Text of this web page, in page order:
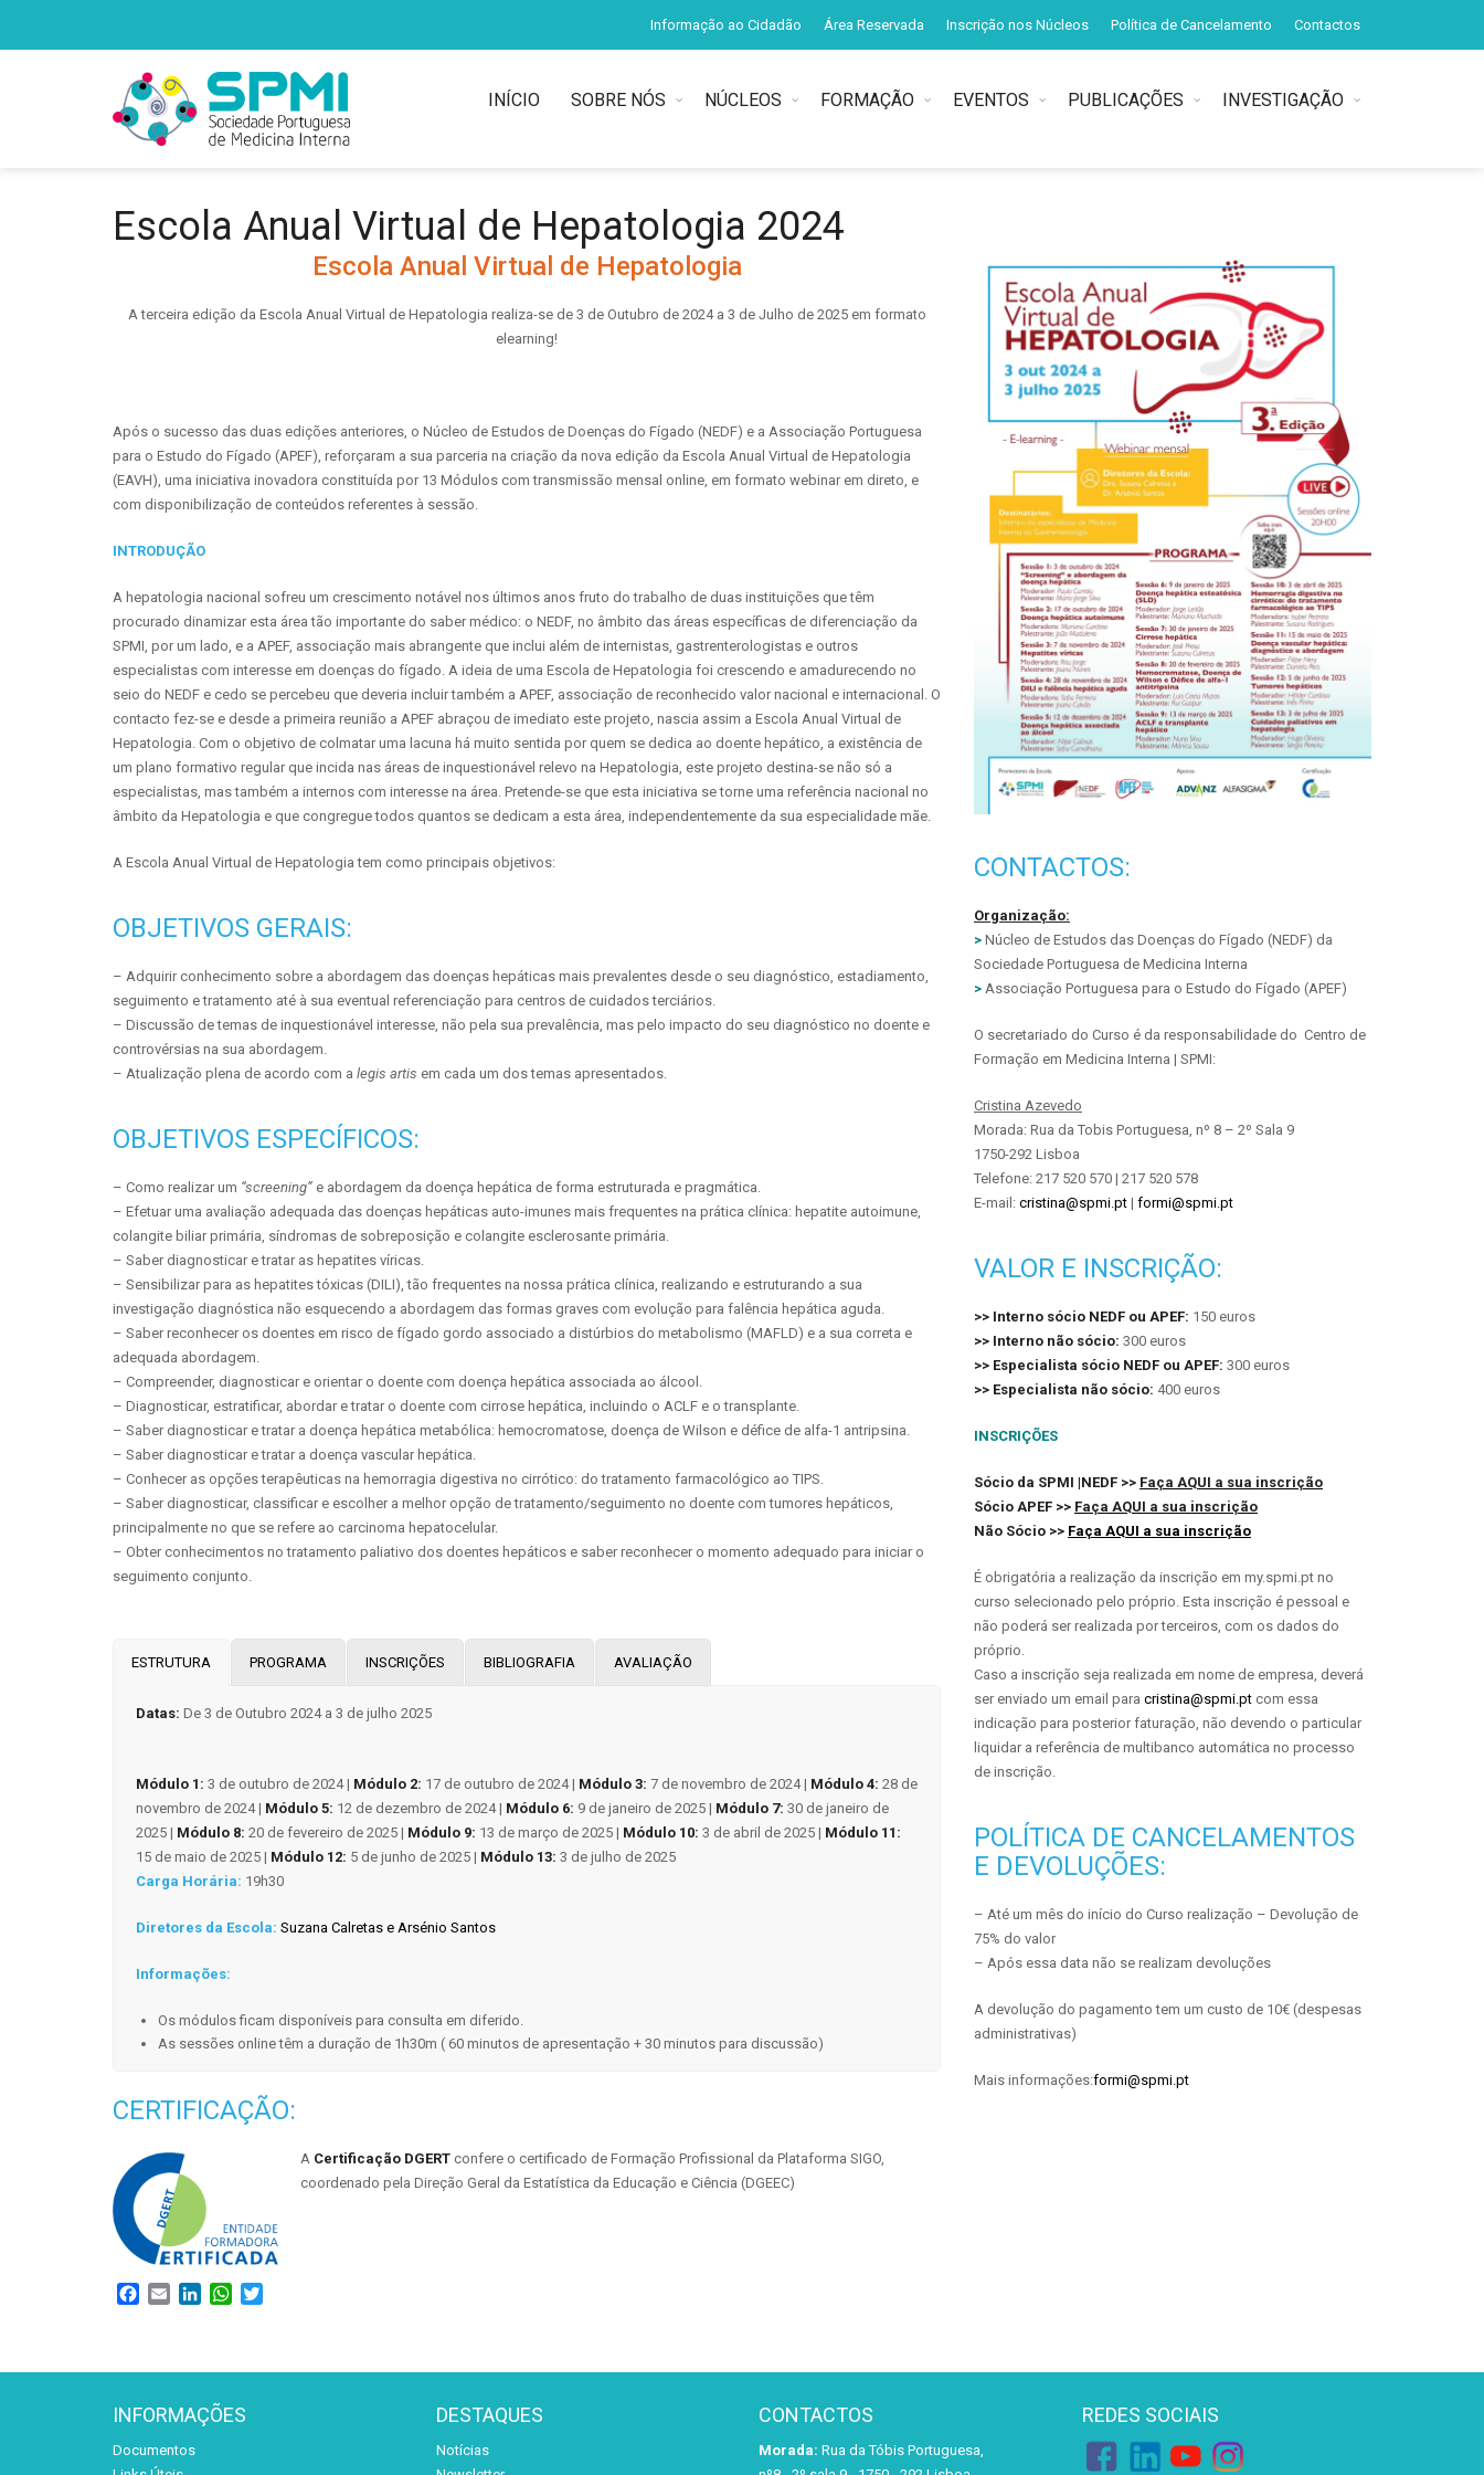
Informação ao Cidadão Área Reservada Inscrição nos Núcleos Política de Cancelamento Contactos
INÍCIO SOBRE NÓS NÚCLEOS FORMAÇÃO EVENTOS PUBLICAÇÕES INVESTIGAÇÃO
Escola Anual Virtual de Hepatologia 2024
Escola Anual Virtual de Hepatologia
A terceira edição da Escola Anual Virtual de Hepatologia realiza-se de 3 de Outubro de 2024 a 3 de Julho de 2025 em formato
elearning!
Após o sucesso das duas edições anteriores, o Núcleo de Estudos de Doenças do Fígado (NEDF) e a Associação Portuguesa
para o Estudo do Fígado (APEF), reforçaram a sua parceria na criação da nova edição da Escola Anual Virtual de Hepatologia
(EAVH), uma iniciativa inovadora constituída por 13 Módulos com transmissão mensal online, em formato webinar em direto, e
com disponibilização de conteúdos referentes à sessão.
INTRODUÇÃO
A hepatologia nacional sofreu um crescimento notável nos últimos anos fruto do trabalho de duas instituições que têm
procurado dinamizar esta área tão importante do saber médico: o NEDF, no âmbito das áreas específicas de diferenciação da
SPMI, por um lado, e a APEF, associação mais abrangente que inclui além de internistas, gastrenterologistas e outros
especialistas com interesse em doenças do fígado. A ideia de uma Escola de Hepatologia foi crescendo e amadurecendo no
seio do NEDF e cedo se percebeu que deveria incluir também a APEF, associação de reconhecido valor nacional e internacional. O
contacto fez-se e desde a primeira reunião a APEF abraçou de imediato este projeto, nascia assim a Escola Anual Virtual de
Hepatologia. Com o objetivo de colmatar uma lacuna há muito sentida por quem se dedica ao doente hepático, a existência de
um plano formativo regular que incida nas áreas de inquestionável relevo na Hepatologia, este projeto destina-se não só a
especialistas, mas também a internos com interesse na área. Pretende-se que esta iniciativa se torne uma referência nacional no
âmbito da Hepatologia e que congregue todos quantos se dedicam a esta área, independentemente da sua especialidade mãe.
A Escola Anual Virtual de Hepatologia tem como principais objetivos:
OBJETIVOS GERAIS:
– Adquirir conhecimento sobre a abordagem das doenças hepáticas mais prevalentes desde o seu diagnóstico, estadiamento,
seguimento e tratamento até à sua eventual referenciação para centros de cuidados terciários.
– Discussão de temas de inquestionável interesse, não pela sua prevalência, mas pelo impacto do seu diagnóstico no doente e
controvérsias na sua abordagem.
– Atualização plena de acordo com a legis artis em cada um dos temas apresentados.
OBJETIVOS ESPECÍFICOS:
– Como realizar um “screening” e abordagem da doença hepática de forma estruturada e pragmática.
– Efetuar uma avaliação adequada das doenças hepáticas auto-imunes mais frequentes na prática clínica: hepatite autoimune,
colangite biliar primária, síndromas de sobreposição e colangite esclerosante primária.
– Saber diagnosticar e tratar as hepatites víricas.
– Sensibilizar para as hepatites tóxicas (DILI), tão frequentes na nossa prática clínica, realizando e estruturando a sua
investigação diagnóstica não esquecendo a abordagem das formas graves com evolução para falência hepática aguda.
– Saber reconhecer os doentes em risco de fígado gordo associado a distúrbios do metabolismo (MAFLD) e a sua correta e
adequada abordagem.
– Compreender, diagnosticar e orientar o doente com doença hepática associada ao álcool.
– Diagnosticar, estratificar, abordar e tratar o doente com cirrose hepática, incluindo o ACLF e o transplante.
– Saber diagnosticar e tratar a doença hepática metabólica: hemocromatose, doença de Wilson e défice de alfa-1 antripsina.
– Saber diagnosticar e tratar a doença vascular hepática.
– Conhecer as opções terapêuticas na hemorragia digestiva no cirrótico: do tratamento farmacológico ao TIPS.
– Saber diagnosticar, classificar e escolher a melhor opção de tratamento/seguimento no doente com tumores hepáticos,
principalmente no que se refere ao carcinoma hepatocelular.
– Obter conhecimentos no tratamento paliativo dos doentes hepáticos e saber reconhecer o momento adequado para iniciar o
seguimento conjunto.
ESTRUTURA PROGRAMA INSCRIÇÕES BIBLIOGRAFIA AVALIAÇÃO
Datas: De 3 de Outubro 2024 a 3 de julho 2025
Módulo 1: 3 de outubro de 2024 | Módulo 2: 17 de outubro de 2024 | Módulo 3: 7 de novembro de 2024 | Módulo 4: 28 de
novembro de 2024 | Módulo 5: 12 de dezembro de 2024 | Módulo 6: 9 de janeiro de 2025 | Módulo 7: 30 de janeiro de
2025 | Módulo 8: 20 de fevereiro de 2025 | Módulo 9: 13 de março de 2025 | Módulo 10: 3 de abril de 2025 | Módulo 11:
15 de maio de 2025 | Módulo 12: 5 de junho de 2025 | Módulo 13: 3 de julho de 2025
Carga Horária: 19h30
Diretores da Escola: Suzana Calretas e Arsénio Santos
Informações:
Os módulos ficam disponíveis para consulta em diferido.
As sessões online têm a duração de 1h30m ( 60 minutos de apresentação + 30 minutos para discussão)
CERTIFICAÇÃO:
A Certificação DGERT confere o certificado de Formação Profissional da Plataforma SIGO,
coordenado pela Direção Geral da Estatística da Educação e Ciência (DGEEC)
CONTACTOS:
Organização:
> Núcleo de Estudos das Doenças do Fígado (NEDF) da
Sociedade Portuguesa de Medicina Interna
> Associação Portuguesa para o Estudo do Fígado (APEF)
O secretariado do Curso é da responsabilidade do Centro de
Formação em Medicina Interna | SPMI:
Cristina Azevedo
Morada: Rua da Tobis Portuguesa, nº 8 – 2º Sala 9
1750-292 Lisboa
Telefone: 217 520 570 | 217 520 578
E-mail: cristina@spmi.pt | formi@spmi.pt
VALOR E INSCRIÇÃO:
>> Interno sócio NEDF ou APEF: 150 euros
>> Interno não sócio: 300 euros
>> Especialista sócio NEDF ou APEF: 300 euros
>> Especialista não sócio: 400 euros
INSCRIÇÕES
Sócio da SPMI |NEDF >> Faça AQUI a sua inscrição
Sócio APEF >> Faça AQUI a sua inscrição
Não Sócio >> Faça AQUI a sua inscrição
É obrigatória a realização da inscrição em my.spmi.pt no
curso selecionado pelo próprio. Esta inscrição é pessoal e
não poderá ser realizada por terceiros, com os dados do
próprio.
Caso a inscrição seja realizada em nome de empresa, deverá
ser enviado um email para cristina@spmi.pt com essa
indicação para posterior faturação, não devendo o particular
liquidar a referência de multibanco automática no processo
de inscrição.
POLÍTICA DE CANCELAMENTOS
E DEVOLUÇÕES:
– Até um mês do início do Curso realização – Devolução de
75% do valor
– Após essa data não se realizam devoluções
A devolução do pagamento tem um custo de 10€ (despesas
administrativas)
Mais informações:formi@spmi.pt
Facebook
Email LinkedInWhatsApp
INFORMAÇÕES
Documentos
DESTAQUES
Notícias
CONTACTOS
Morada: Rua da Tóbis Portuguesa,
REDES SOCIAIS